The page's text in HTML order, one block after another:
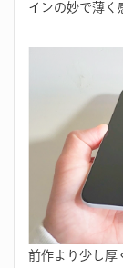
インの妙で薄く
前作より少し厚